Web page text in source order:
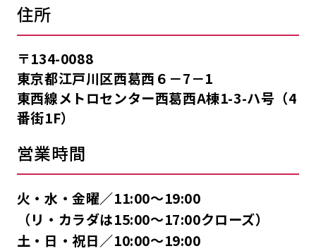
住所
〒134-0088
東京都江戸川区西葛西６－7－1
東西線メトロセンター西葛西A棟1-3-ハ号（4
番街1F）
営業時間
火・水・金曜／11:00〜19:00
（リ・カラダは15:00〜17:00クローズ）
土・日・祝日／10:00〜19:00